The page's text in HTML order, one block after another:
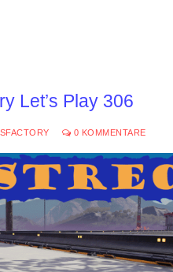
Let’s Play 306
0 KOMMENTARE